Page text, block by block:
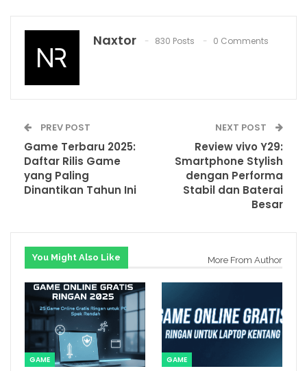
Naxtor 830 Posts 0 Comments
PREV POST
Game Terbaru 2025:
Daftar Rilis Game
yang Paling
Dinantikan Tahun Ini
NEXT POST
Review vivo Y29:
Smartphone Stylish
dengan Performa
Stabil dan Baterai
Besar
You Might Also Like More From Author
GAME GAME